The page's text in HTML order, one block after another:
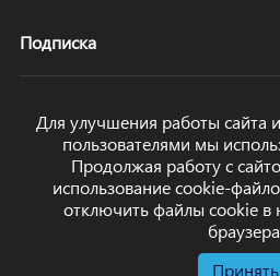
Подписка
. Все права защищены.
Для улучшения работы сайта
пользователями мы
Продолжая работу с
использование cookie-
отключить файлы cookie в
Принять